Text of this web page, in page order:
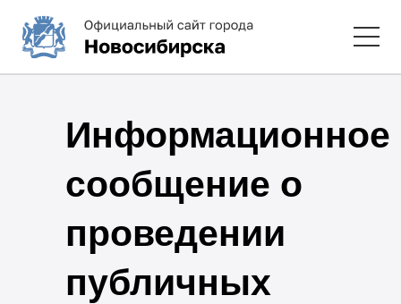
Информационное
сообщение о
проведении
публичных